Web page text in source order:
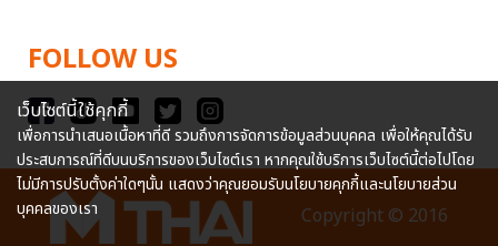
FOLLOW US
Copyright © 2016
เว็บไซต์นี้ใช้คุกกี้
เพื่อการนำเสนอเนื้อหาที่ดี รวมถึงการจัดการข้อมูลส่วนบุคคล เพื่อให้คุณได้รับ
ประสบการณ์ที่ดีบนบริการของเว็บไซต์เรา หากคุณใช้บริการเว็บไซต์นี้ต่อไปโดย
ไม่มีการปรับตั้งค่าใดๆนั้น แสดงว่าคุณยอมรับนโยบายคุกกี้และนโยบายส่วน
บุคคลของเรา